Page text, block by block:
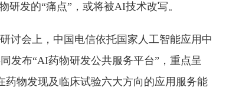
发的“痛点”，或将被AI技术改写。
讨会上，中国电信依托国家人工智能应用中
发布“AI药物研发公共服务平台”，重点呈
物发现及临床试验六大方向的应用服务能